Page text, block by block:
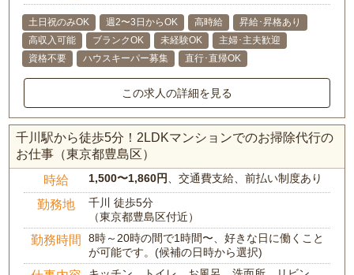
土日祝のみOK 週2〜3日からOK 高時給
昇給･昇格あり
高収入可能
ブランクOK 未経験OK
主婦･主夫歓迎
資格不要
ハウスキーパー募集 直行･直帰OK
この求人の詳細を見る
千川駅から徒歩5分！2LDKマンションでのお掃除代行の
お仕事（東京都豊島区）
時給 1,500〜1,860円、交通費支給、前払い制度あり
勤務地
千川 徒歩5分
（東京都豊島区付近）
勤務時間
8時～20時の間で1時間〜、好きな日に働くこと
が可能です。(候補の日時から選択)